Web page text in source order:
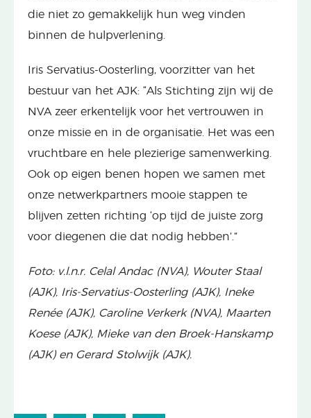
die niet zo gemakkelijk hun weg vinden
binnen de hulpverlening.
Iris Servatius-Oosterling, voorzitter van het
bestuur van het AJK: “Als Stichting zijn wij de
NVA zeer erkentelijk voor het vertrouwen in
onze missie en in de organisatie. Het was een
vruchtbare en hele plezierige samenwerking.
Ook op eigen benen hopen we samen met
onze netwerkpartners mooie stappen te
blijven zetten richting ‘op tijd de juiste zorg
voor diegenen die dat nodig hebben’.”
Foto: v.l.n.r. Celal Andac (NVA), Wouter Staal
(AJK), Iris-Servatius-Oosterling (AJK), Ineke
Renée (AJK), Caroline Verkerk (NVA), Maarten
Koese (AJK), Mieke van den Broek-Hanskamp
(AJK) en Gerard Stolwijk (AJK).